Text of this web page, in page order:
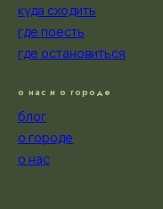
куда сходить
где поесть
где остановиться
о нас и о городе
блог
о городе
о нас